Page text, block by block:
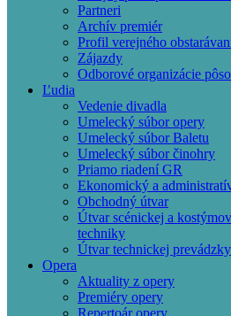
Partneri
Archív premiér
Profil verejného
Zájazdy
Odborové organizácie
Ľudia
Vedenie divadla
Umelecký súbor opery
Umelecký súbor Baletu
Umelecký súbor činohry
Priamo riadení GR
Ekonomický a
Obchodný útvar
Útvar scénickej a
techniky
Útvar technickej prevádzky
Opera
Aktuality z opery
Premiéry opery
Repertoár opery